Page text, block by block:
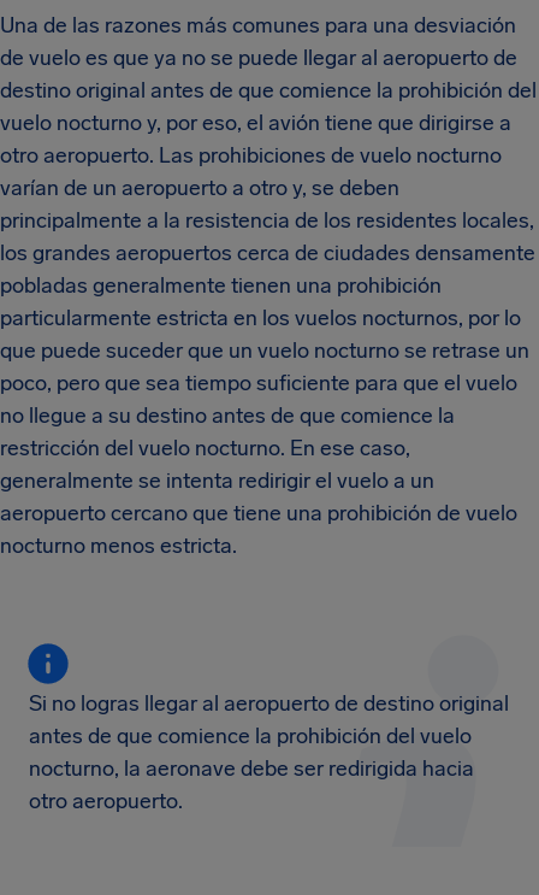
Una de las razones más comunes para una desviación
de vuelo es que ya no se puede llegar al aeropuerto de
destino original antes de que comience la prohibición del
vuelo nocturno y, por eso, el avión tiene que dirigirse a
otro aeropuerto. Las prohibiciones de vuelo nocturno
varían de un aeropuerto a otro y, se deben
principalmente a la resistencia de los residentes locales,
los grandes aeropuertos cerca de ciudades densamente
pobladas generalmente tienen una prohibición
particularmente estricta en los vuelos nocturnos, por lo
que puede suceder que un vuelo nocturno se retrase un
poco, pero que sea tiempo suficiente para que el vuelo
no llegue a su destino antes de que comience la
restricción del vuelo nocturno. En ese caso,
generalmente se intenta redirigir el vuelo a un
aeropuerto cercano que tiene una prohibición de vuelo
nocturno menos estricta.
Si no logras llegar al aeropuerto de destino original
antes de que comience la prohibición del vuelo
nocturno, la aeronave debe ser redirigida hacia
otro aeropuerto.